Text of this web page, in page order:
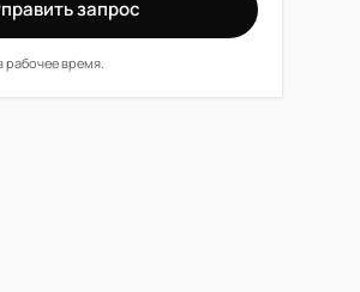
запрос
рабочее время.